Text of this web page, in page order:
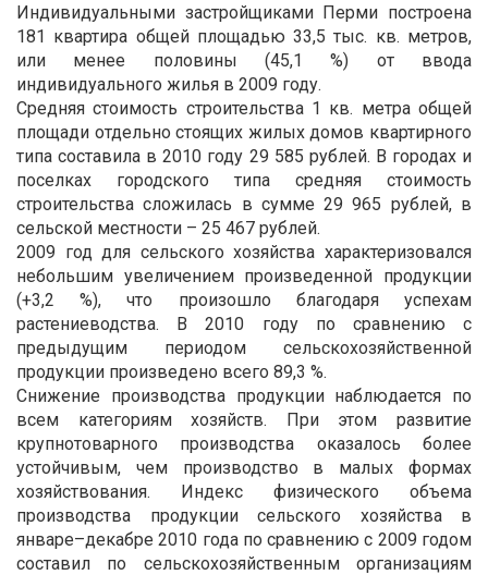
Индивидуальными застройщиками Перми построена
181 квартира общей площадью 33,5 тыс. кв. метров,
или менее половины (45,1 %) от ввода
индивидуального жилья в 2009 году.
Средняя стоимость строительства 1 кв. метра общей
площади отдельно стоящих жилых домов квартирного
типа составила в 2010 году 29 585 рублей. В городах и
поселках городского типа средняя стоимость
строительства сложилась в сумме 29 965 рублей, в
сельской местности – 25 467 рублей.
2009 год для сельского хозяйства характеризовался
небольшим увеличением произведенной продукции
(+3,2 %), что произошло благодаря успехам
растениеводства. В 2010 году по сравнению с
предыдущим периодом сельскохозяйственной
продукции произведено всего 89,3 %.
Снижение производства продукции наблюдается по
всем категориям хозяйств. При этом развитие
крупнотоварного производства оказалось более
устойчивым, чем производство в малых формах
хозяйствования. Индекс физического объема
производства продукции сельского хозяйства в
январе–декабре 2010 года по сравнению с 2009 годом
составил по сельскохозяйственным организациям